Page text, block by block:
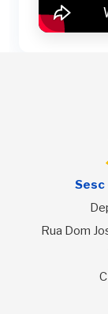
Sesc
Rua Dom